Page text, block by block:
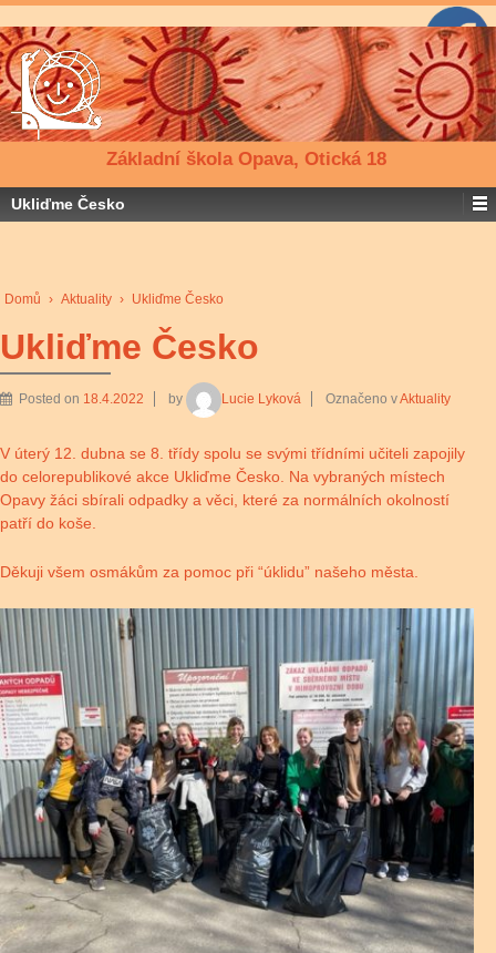
Základní škola Opava, Otická 18
Ukliďme Česko
Domů › Aktuality › Ukliďme Česko
Ukliďme Česko
Posted on 18.4.2022 by Lucie Lyková Označeno vAktuality
V úterý 12. dubna se 8. třídy spolu se svými třídními učiteli zapojily
do celorepublikové akce Ukliďme Česko. Na vybraných místech
Opavy žáci sbírali odpadky a věci, které za normálních okolností
patří do koše.
Děkuji všem osmákům za pomoc při “úklidu” našeho města.